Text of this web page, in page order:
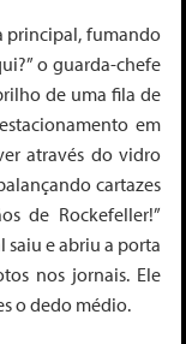
principal, fumando
o guarda-chefe
de uma fila de
em
através do vidro
cartazes
de Rockefeller!”
e abriu a porta
nos jornais. Ele
o dedo médio.